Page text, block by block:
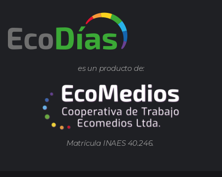
es un producto de:
Matrícula INAES 40.246.